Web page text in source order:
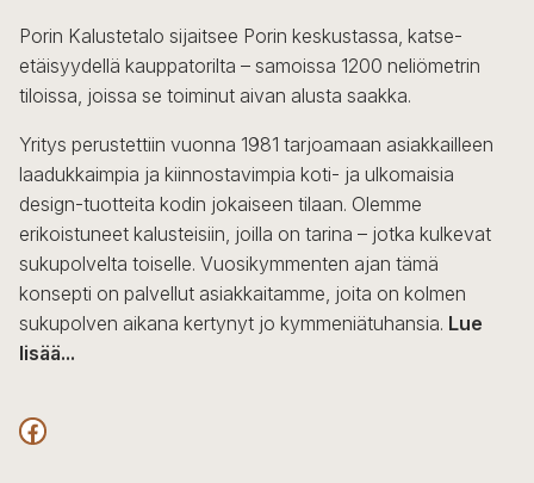
tehdä
valinnat
tuotteen
sivulla.
Porin Kalustetalo sijaitsee Porin keskustassa, katse-
etäisyydellä kauppatorilta – samoissa 1200 neliömetrin
tiloissa, joissa se toiminut aivan alusta saakka.
Yritys perustettiin vuonna 1981 tarjoamaan asiakkailleen
laadukkaimpia ja kiinnostavimpia koti- ja ulkomaisia
design-tuotteita kodin jokaiseen tilaan. Olemme
erikoistuneet kalusteisiin, joilla on tarina – jotka kulkevat
sukupolvelta toiselle. Vuosikymmenten ajan tämä
konsepti on palvellut asiakkaitamme, joita on kolmen
sukupolven aikana kertynyt jo kymmeniätuhansia. Lue
lisää...
F